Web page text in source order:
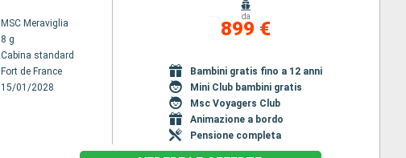
MSC Meraviglia
8 g
Cabina standard
Fort de France
15/01/2028
da
899 €
Bambini gratis fino a 12 anni
Mini Club bambini gratis
Msc Voyagers Club
Animazione a bordo
Pensione completa